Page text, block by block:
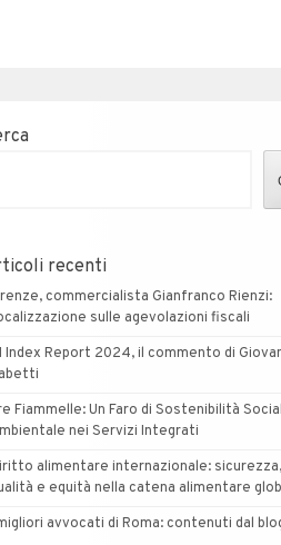
recenti
commercialista Gianfranco Rienzi:
sulle agevolazioni fiscali
Index Report 2024, il commento di
Fiammelle: Un Faro di Sostenibilità
nei Servizi Integrati
alimentare internazionale: sicurezza,
e equità nella catena alimentare
avvocati di Roma: contenuti dal